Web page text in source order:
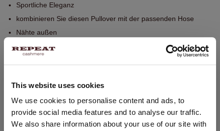
This website uses cookies
We use cookies to personalise content and ads, to
provide social media features and to analyse our traffic.
We also share information about your use of our site with
Sportliche Eleganz
kombinieren Sie diesen Pullover mit der passenden Hose
Nähte außen
Handwäsche, chemische Reinigung möglich
PFLEGEHINWEISE
STANDORT ÄNDERN
Sie besuchen Repeat cashmere von Niederlande (€) aus.
Möchten Sie Ihre Standort aktualisieren?